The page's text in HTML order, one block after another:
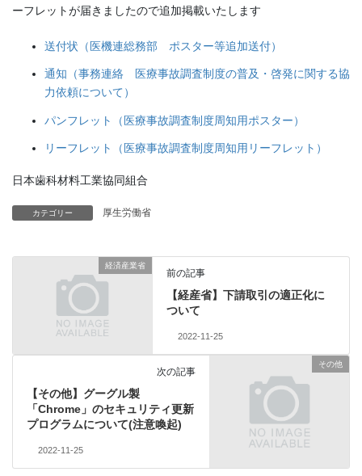
ーフレットが届きましたので追加掲載いたします
送付状（医機連総務部 ポスター等追加送付）
通知（事務連絡 医療事故調査制度の普及・啓発に関する協
力依頼について）
パンフレット（医療事故調査制度周知用ポスター）
リーフレット（医療事故調査制度周知用リーフレット）
日本歯科材料工業協同組合
カテゴリー 厚生労働省
経済産業省
前の記事
【経産省】下請取引の適正化に
ついて
2022-11-25
その他
次の記事
【その他】グーグル製
「Chrome」のセキュリティ更新
プログラムについて(注意喚起)
2022-11-25